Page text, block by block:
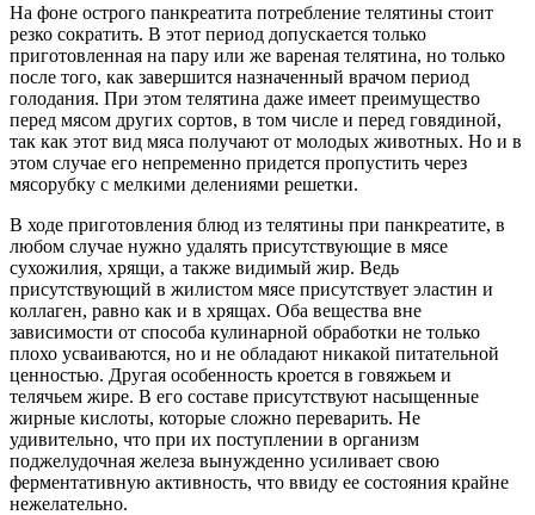
На фоне острого панкреатита потребление телятины стоит
резко сократить. В этот период допускается только
приготовленная на пару или же вареная телятина, но только
после того, как завершится назначенный врачом период
голодания. При этом телятина даже имеет преимущество
перед мясом других сортов, в том числе и перед говядиной,
так как этот вид мяса получают от молодых животных. Но и в
этом случае его непременно придется пропустить через
мясорубку с мелкими делениями решетки.
В ходе приготовления блюд из телятины при панкреатите, в
любом случае нужно удалять присутствующие в мясе
сухожилия, хрящи, а также видимый жир. Ведь
присутствующий в жилистом мясе присутствует эластин и
коллаген, равно как и в хрящах. Оба вещества вне
зависимости от способа кулинарной обработки не только
плохо усваиваются, но и не обладают никакой питательной
ценностью. Другая особенность кроется в говяжьем и
телячьем жире. В его составе присутствуют насыщенные
жирные кислоты, которые сложно переварить. Не
удивительно, что при их поступлении в организм
поджелудочная железа вынужденно усиливает свою
ферментативную активность, что ввиду ее состояния крайне
нежелательно.